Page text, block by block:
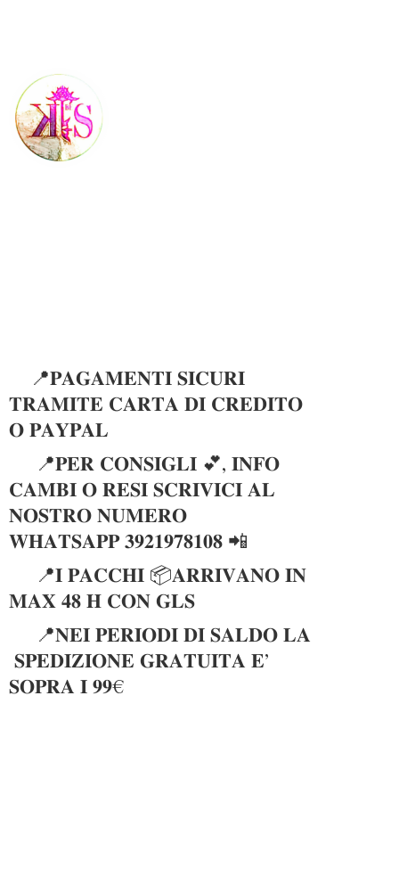
📍𝐏𝐀𝐆𝐀𝐌𝐄𝐍𝐓𝐈 𝐒𝐈𝐂𝐔𝐑𝐈
𝐓𝐑𝐀𝐌𝐈𝐓𝐄 𝐂𝐀𝐑𝐓𝐀 𝐃𝐈 𝐂𝐑𝐄𝐃𝐈𝐓𝐎
𝐎 𝐏𝐀𝐘𝐏𝐀𝐋
📍𝐏𝐄𝐑 𝐂𝐎𝐍𝐒𝐈𝐆𝐋𝐈 💕, 𝐈𝐍𝐅𝐎
𝐂𝐀𝐌𝐁𝐈 𝐎 𝐑𝐄𝐒𝐈 𝐒𝐂𝐑𝐈𝐕𝐈𝐂𝐈 𝐀𝐋
𝐍𝐎𝐒𝐓𝐑𝐎 𝐍𝐔𝐌𝐄𝐑𝐎
𝐖𝐇𝐀𝐓𝐒𝐀𝐏𝐏 𝟑𝟗𝟐𝟏𝟗𝟕𝟖𝟏𝟎𝟖 📲
📍𝐈 𝐏𝐀𝐂𝐂𝐇𝐈 📦𝐀𝐑𝐑𝐈𝐕𝐀𝐍𝐎 𝐈𝐍
𝐌𝐀𝐗 𝟒𝟖 𝐇 𝐂𝐎𝐍 𝐆𝐋𝐒
📍𝐍𝐄𝐈 𝐏𝐄𝐑𝐈𝐎𝐃𝐈 𝐃𝐈 𝐒𝐀𝐋𝐃𝐎 𝐋𝐀
𝐒𝐏𝐄𝐃𝐈𝐙𝐈𝐎𝐍𝐄 𝐆𝐑𝐀𝐓𝐔𝐈𝐓𝐀 𝐄’
𝐒𝐎𝐏𝐑𝐀 𝐈 𝟗𝟗€